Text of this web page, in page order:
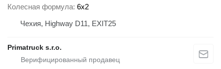
Колесная формула 6x2
Чехия, Highway D11, EXIT25
Primatruck s.r.o.